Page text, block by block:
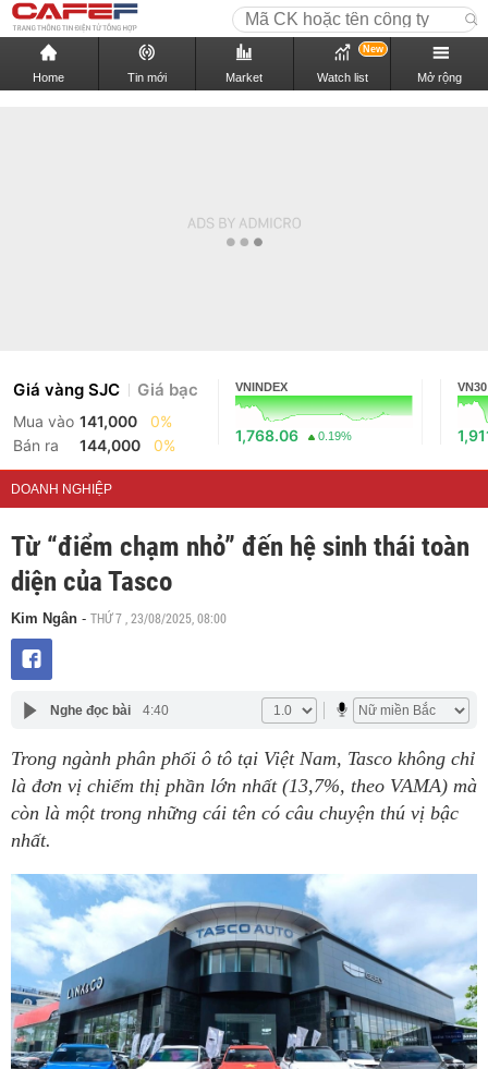
Home Tin mới Market Watch list
New
Mở rộng
Giá vàng SJC Giá bạc
Mua vào 141,000
0%
Bán ra
144,000 0%
VNINDEX
1,768.06 0.19%
VN30
DOANH NGHIỆP
Từ “điểm chạm nhỏ” đến hệ sinh thái toàn
diện của Tasco
Kim Ngân - THỨ 7 , 23/08/2025, 08:00
Nghe đọc bài 4:40
Trong ngành phân phối ô tô tại Việt Nam, Tasco không chỉ
là đơn vị chiếm thị phần lớn nhất (13,7%, theo VAMA) mà
còn là một trong những cái tên có câu chuyện thú vị bậc
nhất.